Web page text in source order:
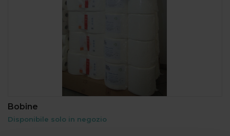
Bobine
Disponibile solo in negozio